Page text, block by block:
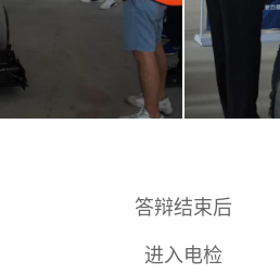
答辩结束后
进入电检